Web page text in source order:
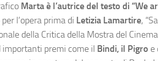
Marta è l’autrice del testo di “We
l’opera prima di Letizia Lamartire,
della Critica della Mostra del
importanti premi come il Bindi, il Pigro e